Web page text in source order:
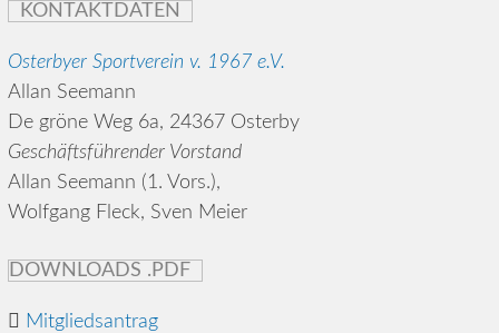
KONTAKTDATEN
Osterbyer Sportverein v. 1967 e.V.
Allan Seemann
De gröne Weg 6a, 24367 Osterby
Geschäftsführender Vorstand
Allan Seemann (1. Vors.),
Wolfgang Fleck, Sven Meier
DOWNLOADS .PDF
Mitgliedsantrag